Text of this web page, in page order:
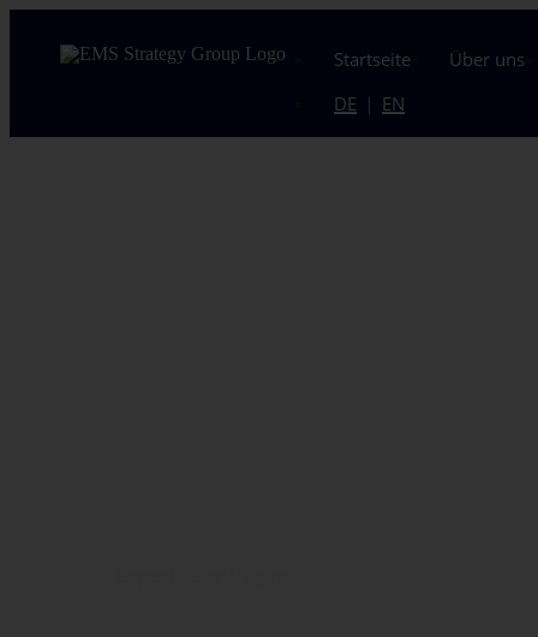
Startseite Über uns
DE
| EN